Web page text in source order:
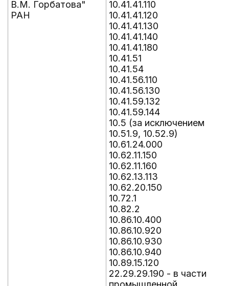
В.М. Горбатова"
РАН
10.41.41.110
10.41.41.120
10.41.41.130
10.41.41.140
10.41.41.180
10.41.51
10.41.54
10.41.56.110
10.41.56.130
10.41.59.132
10.41.59.144
10.5 (за исключением
10.51.9, 10.52.9)
10.61.24.000
10.62.11.150
10.62.11.160
10.62.13.113
10.62.20.150
10.72.1
10.82.2
10.86.10.400
10.86.10.920
10.86.10.930
10.86.10.940
10.89.15.120
22.29.29.190 - в части